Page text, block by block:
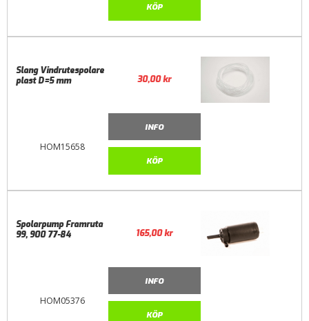
KÖP
HOM15658
Slang Vindrutespolare
plast D=5 mm
30,00kr
INFO
KÖP
HOM05376
Spolarpump Framruta
99, 900 77-84
165,00kr
INFO
KÖP